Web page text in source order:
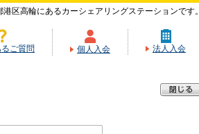
区高輪にあるカーシェアリングステーションです。
ご質問 個人入会 法人入会